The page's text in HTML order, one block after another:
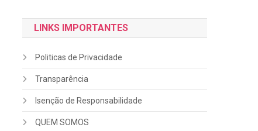
LINKS IMPORTANTES
Politicas de Privacidade
Transparência
Isenção de Responsabilidade
QUEM SOMOS